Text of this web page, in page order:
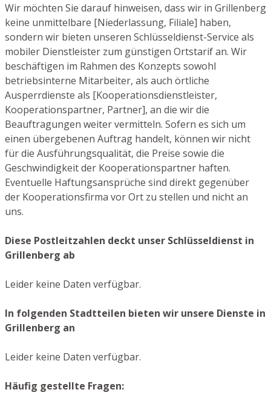
Wir möchten Sie darauf hinweisen, dass wir in Grillenberg
keine unmittelbare [Niederlassung, Filiale] haben,
sondern wir bieten unseren Schlüsseldienst-Service als
mobiler Dienstleister zum günstigen Ortstarif an. Wir
beschäftigen im Rahmen des Konzepts sowohl
betriebsinterne Mitarbeiter, als auch örtliche
Ausperrdienste als [Kooperationsdienstleister,
Kooperationspartner, Partner], an die wir die
Beauftragungen weiter vermitteln. Sofern es sich um
einen übergebenen Auftrag handelt, können wir nicht
für die Ausführungsqualität, die Preise sowie die
Geschwindigkeit der Kooperationspartner haften.
Eventuelle Haftungsansprüche sind direkt gegenüber
der Kooperationsfirma vor Ort zu stellen und nicht an
uns.
Diese Postleitzahlen deckt unser Schlüsseldienst in
Grillenberg ab
Leider keine Daten verfügbar.
In folgenden Stadtteilen bieten wir unsere Dienste in
Grillenberg an
Leider keine Daten verfügbar.
Häufig gestellte Fragen: